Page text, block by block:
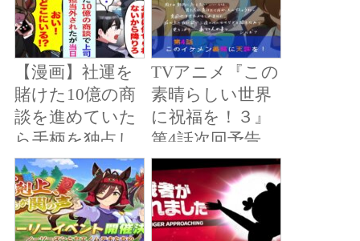
イト【大会ハイ
ライト】
【漫画】社運を
賭けた10億の商
談を進めていた
ら手柄を独占し
たい上司に担当
を外された。し
かし契約締結の
当日、上司「ど
TVアニメ『この
素晴らしい世界
に祝福を！３』
第4話次回予告
【このすば】